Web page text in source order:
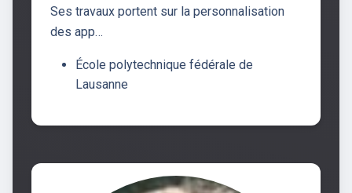
Ses travaux portent sur la personnalisation
des app…
École polytechnique fédérale de
Lausanne